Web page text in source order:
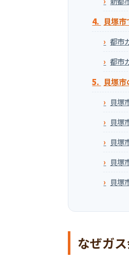
貝塚
都市
都市
貝塚
貝塚
貝塚
貝塚
貝塚
貝塚
なぜガ